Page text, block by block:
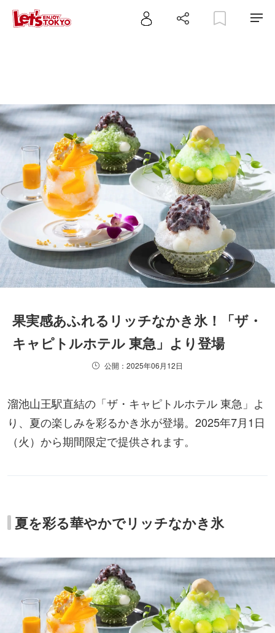
果実感あふれるリッチなかき氷！「ザ・
キャピトルホテル 東急」より登場
公開：2025年06月12日
溜池山王駅直結の「ザ・キャピトルホテル 東急」よ
り、夏の楽しみを彩るかき氷が登場。2025年7月1日
（火）から期間限定で提供されます。
夏を彩る華やかでリッチなかき氷